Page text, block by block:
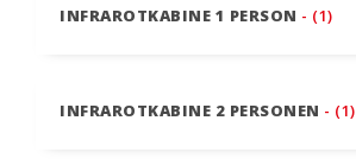
INFRAROTKABINE 1 PERSON - (1)
INFRAROTKABINE 2 PERSONEN - (1)